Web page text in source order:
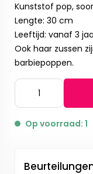
Kunststof pop,
Lengte: 30 cm
Leeftijd: vanaf 3
Ook haar zussen
barbiepoppen.
Op voorraad: 1